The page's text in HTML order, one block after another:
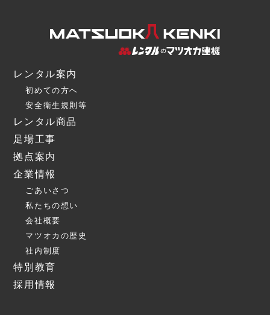
レンタル案内
初めての方へ
安全衛生規則等
レンタル商品
足場工事
拠点案内
企業情報
ごあいさつ
私たちの想い
会社概要
マツオカの歴史
社内制度
特別教育
採用情報